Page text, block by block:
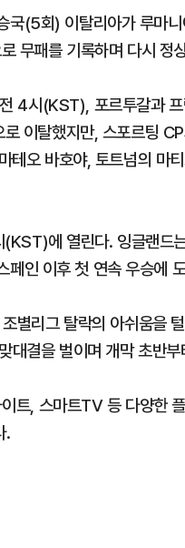
(5회) 이탈리아가 루마
무패를 기록하며 다시 정
4시(KST), 포르투갈과
이탈했지만, 스포르팅
오 바호야, 토트넘의 마
에 열린다. 잉글랜
인 이후 첫 연속 우승에
별리그 탈락의 아쉬움을
대결을 벌이며 개막 초반
트, 스마트TV 등 다양한
.